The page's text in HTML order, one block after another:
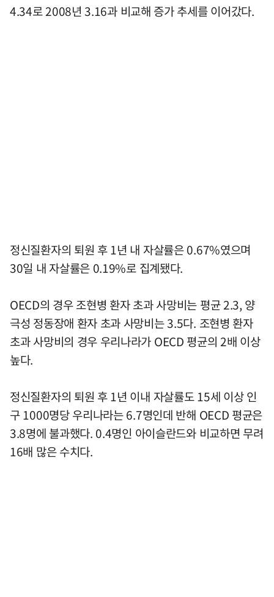
4.34로 2008년 3.16과 비교해 증가 추세를 이어갔다.
정신질환자의 퇴원 후 1년 내 자살률은 0.67%였으며
30일 내 자살률은 0.19%로 집계됐다.
OECD의 경우 조현병 환자 초과 사망비는 평균 2.3, 양
극성 정동장애 환자 초과 사망비는 3.5다. 조현병 환자
초과 사망비의 경우 우리나라가 OECD 평균의 2배 이상
높다.
정신질환자의 퇴원 후 1년 이내 자살률도 15세 이상 인
구 1000명당 우리나라는 6.7명인데 반해 OECD 평균은
3.8명에 불과했다. 0.4명인 아이슬란드와 비교하면 무려
16배 많은 수치다.